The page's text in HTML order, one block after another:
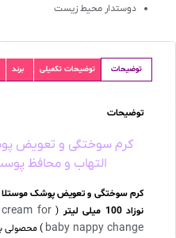
دوستدار محیط زیست
توضیحات توضیحات تکمیلی برند
توضیحات
التهاب و محافظ پوست نوزاد
نوزاد 100 میلی لیتر
(
for
baby nappy change ) محصولی